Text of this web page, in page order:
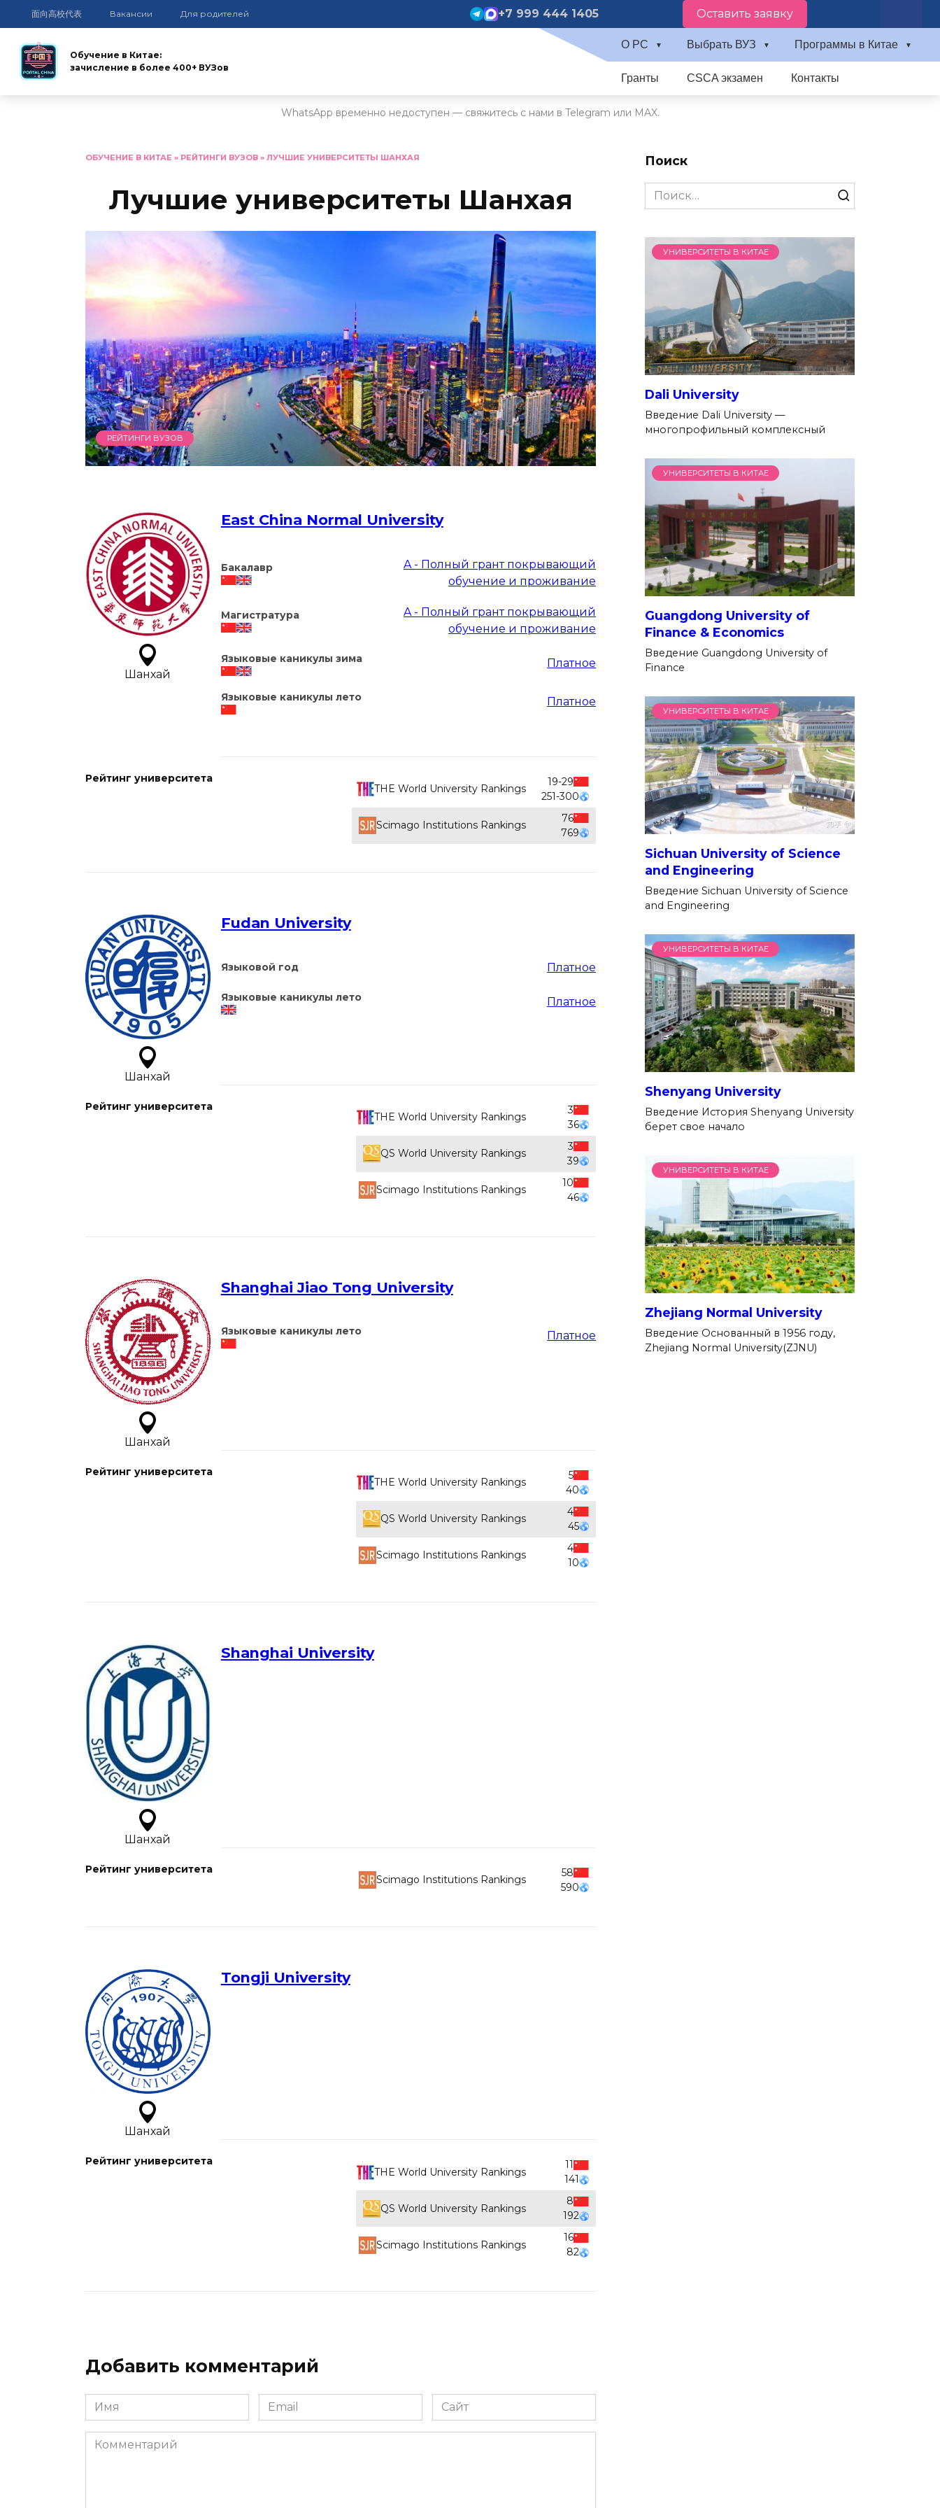
面向高校代表 Вакансии Для родителей +7 999 444 1405 Оставить заявку
Обучение в Китае:
зачисление в более 400+ ВУЗов
О PC Выбрать ВУЗ Программы в Китае
Гранты CSCA экзамен Контакты
WhatsApp временно недоступен — свяжитесь с нами в Telegram или MAX.
ОБУЧЕНИЕ В КИТАЕ » РЕЙТИНГИ ВУЗОВ » ЛУЧШИЕ УНИВЕРСИТЕТЫ ШАНХАЯ
Лучшие университеты Шанхая
РЕЙТИНГИ ВУЗОВ
Шанхай
East China Normal University
Бакалавр
A - Полный грант покрывающий
обучение и проживание
Магистратура
A - Полный грант покрывающий
обучение и проживание
Языковые каникулы зима Платное
Языковые каникулы лето Платное
Рейтинг университета
THE World University Rankings
19-29
251-300
Scimago Institutions Rankings
76
769
Шанхай
Fudan University
Языковой год Платное
Языковые каникулы лето Платное
Рейтинг университета
THE World University Rankings
3
36
QS World University Rankings
3
39
Scimago Institutions Rankings
10
46
Шанхай
Shanghai Jiao Tong University
Языковые каникулы лето Платное
Рейтинг университета
THE World University Rankings
5
40
QS World University Rankings
4
45
Scimago Institutions Rankings
4
10
Шанхай
Shanghai University
Рейтинг университета
Scimago Institutions Rankings
58
590
Шанхай
Tongji University
Рейтинг университета
THE World University Rankings
11
141
QS World University Rankings
8
192
Scimago Institutions Rankings
16
82
Добавить комментарий
Имя
*
Email
*
Сайт
Комментарий
Поиск
Search
for:
УНИВЕРСИТЕТЫ В КИТАЕ
Dali University
Введение Dali University —
многопрофильный комплексный
УНИВЕРСИТЕТЫ В КИТАЕ
Guangdong University of
Finance & Economics
Введение Guangdong University of
Finance
УНИВЕРСИТЕТЫ В КИТАЕ
Sichuan University of Science
and Engineering
Введение Sichuan University of Science
and Engineering
УНИВЕРСИТЕТЫ В КИТАЕ
Shenyang University
Введение История Shenyang University
берет свое начало
УНИВЕРСИТЕТЫ В КИТАЕ
Zhejiang Normal University
Введение Основанный в 1956 году,
Zhejiang Normal University(ZJNU)